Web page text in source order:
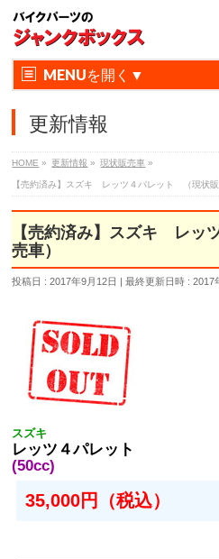
MENU
更新情報
HOME » 更新情報 » 現状販売車 »
【売約済み】スズキ レッツ４パレット （現状販
【売約済み】スズキ レッ
売車）
投稿日 : 2017年9月12日 最終更新日時 : 2017
スズキ
レッツ４パレット
(50cc)
35,000円（税込）